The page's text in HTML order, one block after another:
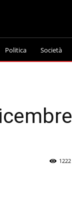
Politica Società
1222